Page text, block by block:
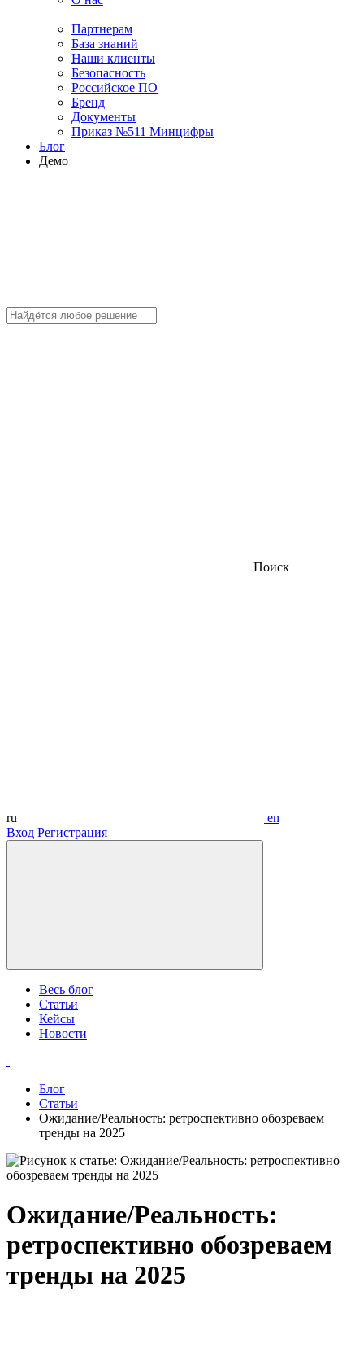
Партнерам
База знаний
Наши клиенты
Безопасность
Российское ПО
Бренд
Документы
Приказ №511 Минцифры
Блог
Демо
Поиск
ru
en
Вход Регистрация
Весь блог
Статьи
Кейсы
Новости
Блог
Статьи
Ожидание/Реальность: ретроспективно обозреваем
тренды на 2025
Ожидание/Реальность:
ретроспективно обозреваем
тренды на 2025